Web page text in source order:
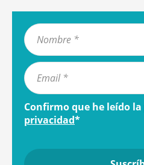
Confirmo que he leído la
privacidad*